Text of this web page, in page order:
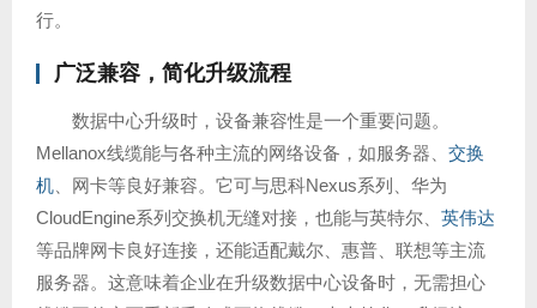
行。
广泛兼容，简化升级流程
数据中心升级时，设备兼容性是一个重要问题。
Mellanox线缆能与各种主流的网络设备，如服务器、 交换
机 、网卡等良好兼容。它可与思科Nexus系列、华为
CloudEngine系列交换机无缝对接，也能与英特尔、 英伟达
等品牌网卡良好连接，还能适配戴尔、惠普、联想等主流
服务器。这意味着企业在升级数据中心设备时，无需担心